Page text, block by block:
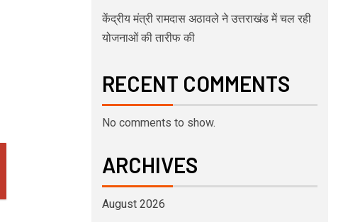
केंद्रीय मंत्री रामदास अठावले ने उत्तराखंड में चल रही
योजनाओं की तारीफ की
RECENT COMMENTS
No comments to show.
ARCHIVES
August 2026